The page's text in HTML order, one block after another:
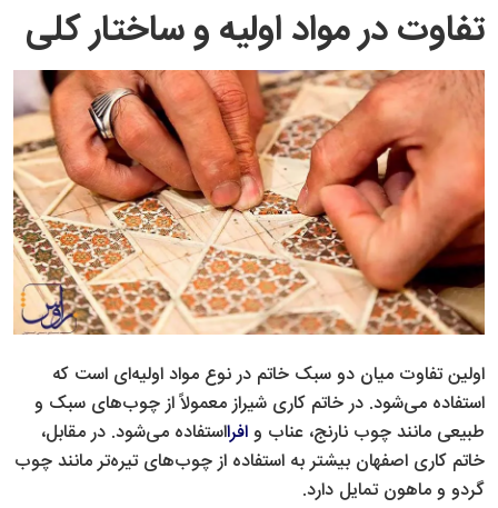
تفاوت در مواد اولیه و ساختار کلی
اولین تفاوت میان دو سبک خاتم در نوع مواد اولیه‌ای است که
استفاده می‌شود. در خاتم کاری شیراز معمولاً از چوب‌های سبک و
طبیعی مانند چوب نارنج، عناب وافرااستفاده می‌شود. در مقابل،
خاتم کاری اصفهان بیشتر به استفاده از چوب‌های تیره‌تر مانند چوب
گردو و ماهون تمایل دارد.